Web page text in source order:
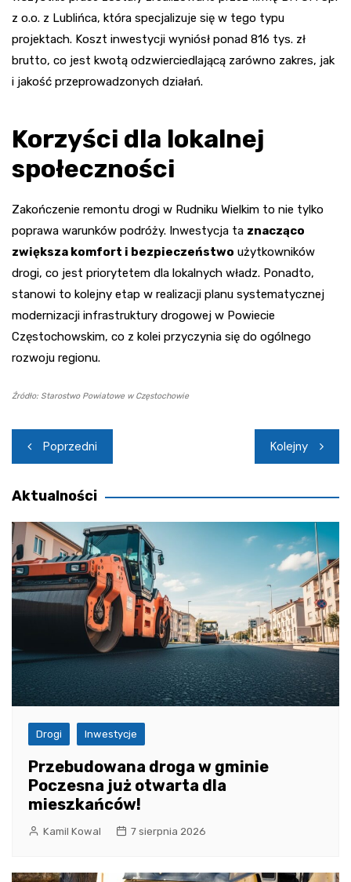
z o.o. z Lublińca, która specjalizuje się w tego typu
projektach. Koszt inwestycji wyniósł ponad 816 tys. zł
brutto, co jest kwotą odzwierciedlającą zarówno zakres, jak
i jakość przeprowadzonych działań.
Korzyści dla lokalnej
społeczności
Zakończenie remontu drogi w Rudniku Wielkim to nie tylko
poprawa warunków podróży. Inwestycja ta znacząco
zwiększa komfort i bezpieczeństwo użytkowników
drogi, co jest priorytetem dla lokalnych władz. Ponadto,
stanowi to kolejny etap w realizacji planu systematycznej
modernizacji infrastruktury drogowej w Powiecie
Częstochowskim, co z kolei przyczynia się do ogólnego
rozwoju regionu.
Źródło: Starostwo Powiatowe w Częstochowie
Nawigacja
wpisu
Poprzedni Kolejny
Aktualności
Drogi Inwestycje
Przebudowana droga w gminie
Poczesna już otwarta dla
mieszkańców!
Kamil Kowal 7 sierpnia 2026